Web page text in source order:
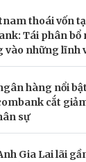
thoái vốn
Tái phân bổ
vào những lĩnh
hàng nổi
cắt
sự
Gia Lai lãi